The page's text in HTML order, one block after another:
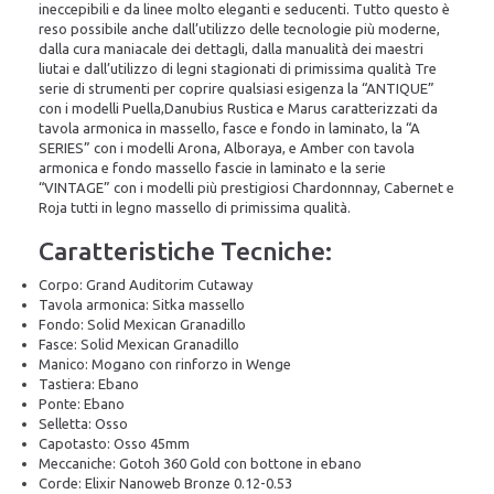
ineccepibili e da linee molto eleganti e seducenti. Tutto questo è
reso possibile anche dall’utilizzo delle tecnologie più moderne,
dalla cura maniacale dei dettagli, dalla manualità dei maestri
liutai e dall’utilizzo di legni stagionati di primissima qualità Tre
serie di strumenti per coprire qualsiasi esigenza la “ANTIQUE”
con i modelli Puella,Danubius Rustica e Marus caratterizzati da
tavola armonica in massello, fasce e fondo in laminato, la “A
SERIES” con i modelli Arona, Alboraya, e Amber con tavola
armonica e fondo massello fascie in laminato e la serie
“VINTAGE” con i modelli più prestigiosi Chardonnnay, Cabernet e
Roja tutti in legno massello di primissima qualità.
Caratteristiche Tecniche:
Corpo: Grand Auditorim Cutaway
Tavola armonica: Sitka massello
Fondo: Solid Mexican Granadillo
Fasce: Solid Mexican Granadillo
Manico: Mogano con rinforzo in Wenge
Tastiera: Ebano
Ponte: Ebano
Selletta: Osso
Capotasto: Osso 45mm
Meccaniche: Gotoh 360 Gold con bottone in ebano
Corde: Elixir Nanoweb Bronze 0.12-0.53